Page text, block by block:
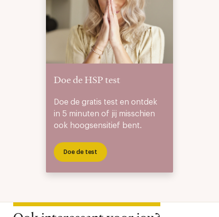
Doe de HSP test
Doe de gratis test en ontdek
in 5 minuten of jij misschien
ook hoogsensitief bent.
Doe de test